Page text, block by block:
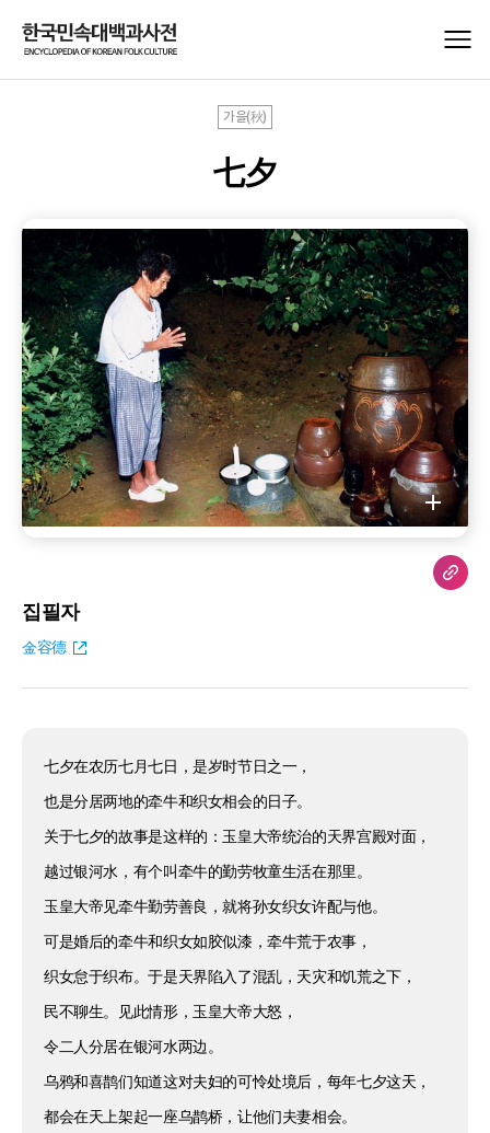
가을(秋)
七夕
집필자
金容德
七夕在农历七月七日，是岁时节日之一，
也是分居两地的牵牛和织女相会的日子。
关于七夕的故事是这样的：玉皇大帝统治的天界宫殿对面，
越过银河水，有个叫牵牛的勤劳牧童生活在那里。
玉皇大帝见牵牛勤劳善良，就将孙女织女许配与他。
可是婚后的牵牛和织女如胶似漆，牵牛荒于农事，
织女怠于织布。于是天界陷入了混乱，天灾和饥荒之下，
民不聊生。见此情形，玉皇大帝大怒，
令二人分居在银河水两边。
乌鸦和喜鹊们知道这对夫妇的可怜处境后，每年七夕这天，
都会在天上架起一座乌鹊桥，让他们夫妻相会。